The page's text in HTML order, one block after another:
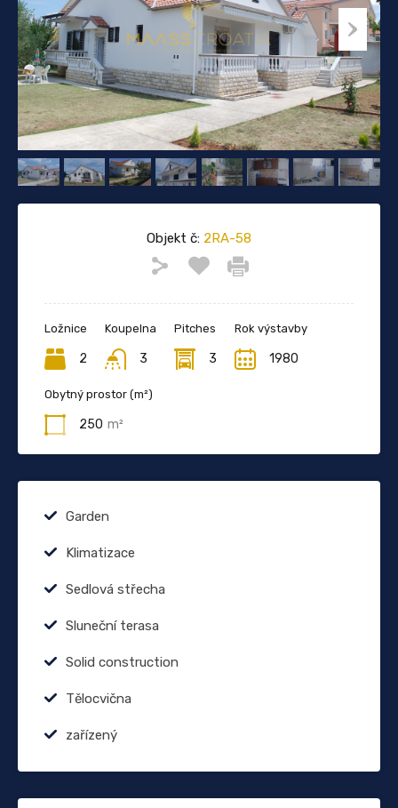
Objekt č: 2RA-58
Ložnice
2
Koupelna
3
Pitches
3
Rok výstavby
1980
Obytný prostor (m²)
250 m²
Garden
Klimatizace
Sedlová střecha
Sluneční terasa
Solid construction
Tělocvična
zařízený